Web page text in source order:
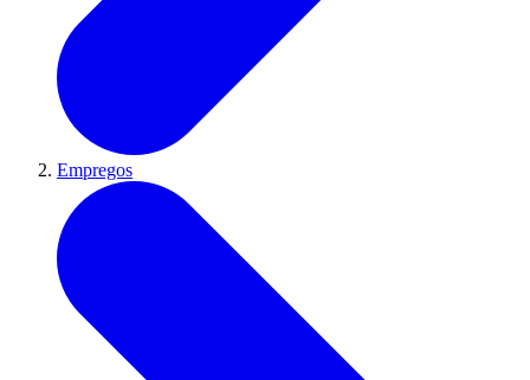
Empregos